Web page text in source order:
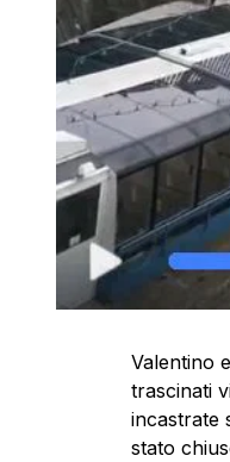
Valentino
trascinati
incastrate
stato